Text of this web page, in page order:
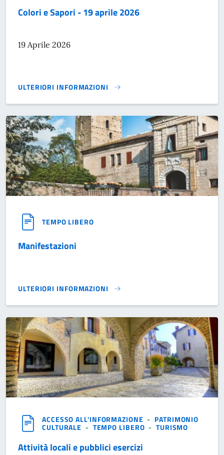
Colori e Sapori - 19 aprile 2026
19 Aprile 2026
ULTERIORI INFORMAZIONI
COLORI E SAPORI - 19 APRILE 2026}
TEMPO LIBERO
Manifestazioni
ULTERIORI INFORMAZIONI
MANIFESTAZIONI}
ACCESSO ALL'INFORMAZIONE - PATRIMONIO
CULTURALE - TEMPO LIBERO - TURISMO
Attività locali e pubblici esercizi